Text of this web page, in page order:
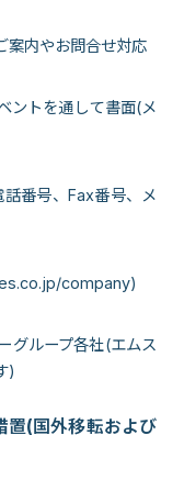
案内やお問合せ対応
ントを通して書面(メ
番号、Fax番号、メ
company)
グループ各社(エムス
)
置(国外移転および